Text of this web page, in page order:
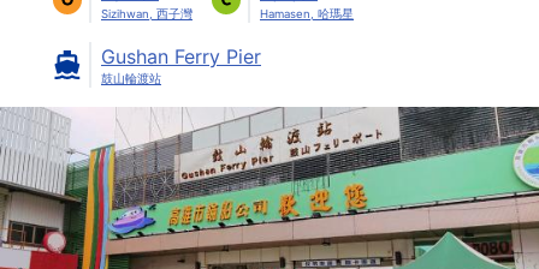
Sizihwan, 西子灣 Hamasen, 哈瑪星
Gushan Ferry Pier
鼓山輪渡站